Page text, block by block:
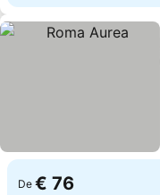
De € 76